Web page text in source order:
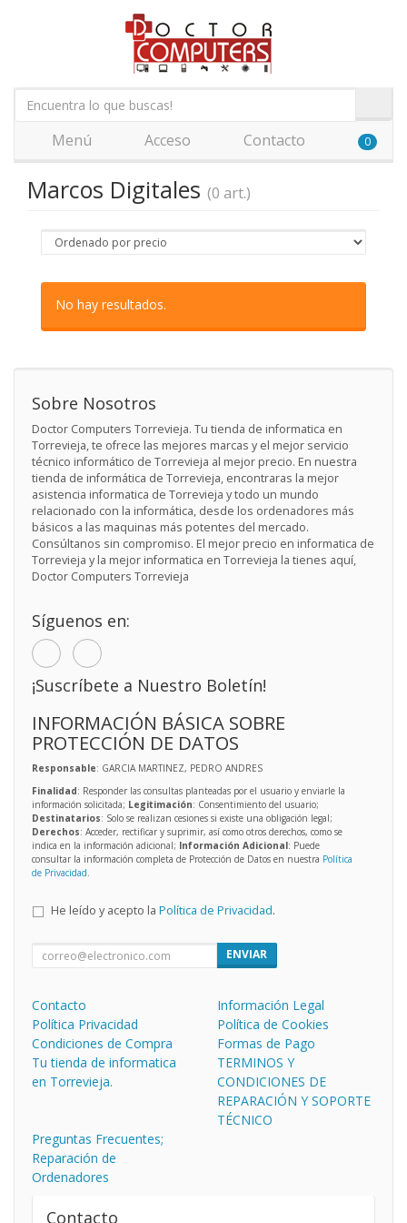
Menú Acceso Contacto 0
Marcos Digitales (0 art.)
No hay resultados.
Sobre Nosotros
Doctor Computers Torrevieja. Tu tienda de informatica en
Torrevieja, te ofrece las mejores marcas y el mejor servicio
técnico informático de Torrevieja al mejor precio. En nuestra
tienda de informática de Torrevieja, encontraras la mejor
asistencia informatica de Torrevieja y todo un mundo
relacionado con la informática, desde los ordenadores más
básicos a las maquinas más potentes del mercado.
Consúltanos sin compromiso. El mejor precio en informatica de
Torrevieja y la mejor informatica en Torrevieja la tienes aquí,
Doctor Computers Torrevieja
Síguenos en:
¡Suscríbete a Nuestro Boletín!
INFORMACIÓN BÁSICA SOBRE
PROTECCIÓN DE DATOS
Responsable: GARCIA MARTINEZ, PEDRO ANDRES
Finalidad: Responder las consultas planteadas por el usuario y enviarle la
información solicitada; Legitimación: Consentimiento del usuario;
Destinatarios: Solo se realizan cesiones si existe una obligación legal;
Derechos: Acceder, rectificar y suprimir, así como otros derechos, como se
indica en la información adicional; Información Adicional: Puede
consultar la información completa de Protección de Datos en nuestra Política
de Privacidad.
He leído y acepto la Política de Privacidad.
ENVIAR
Contacto
Información Legal
Política Privacidad
Política de Cookies
Condiciones de Compra
Formas de Pago
Tu tienda de informatica
en Torrevieja.
TERMINOS Y
CONDICIONES DE
REPARACIÓN Y SOPORTE
TÉCNICO
Preguntas Frecuentes;
Reparación de
Ordenadores
Contacto